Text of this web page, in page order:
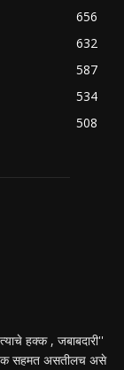
656
632
587
534
508
हक्क , जबाबदारी''
सहमत असतीलच असे